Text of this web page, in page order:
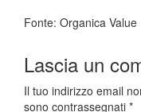
Fonte: Organica Value
Lascia un
Il tuo indirizzo email
sono contrassegnati *